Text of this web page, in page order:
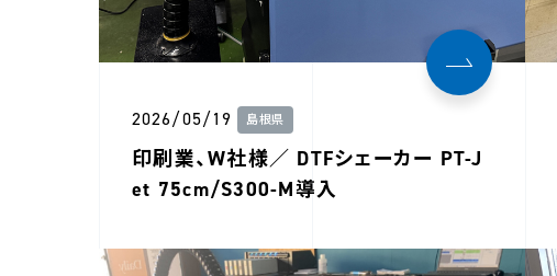
2026/05/19 島根県
印刷業、W社様／ DTFシェーカー PT-J
et 75cm/S300-M導入